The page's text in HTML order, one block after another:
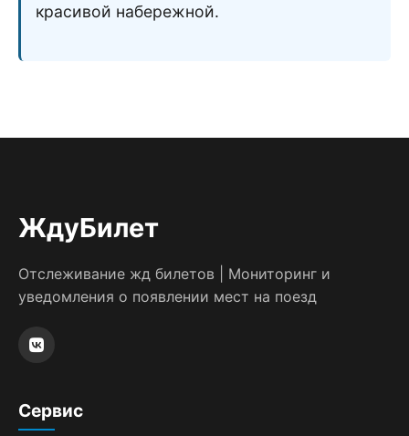
красивой набережной.
ЖдуБилет
Отслеживание жд билетов | Мониторинг и
уведомления о появлении мест на поезд
Сервис